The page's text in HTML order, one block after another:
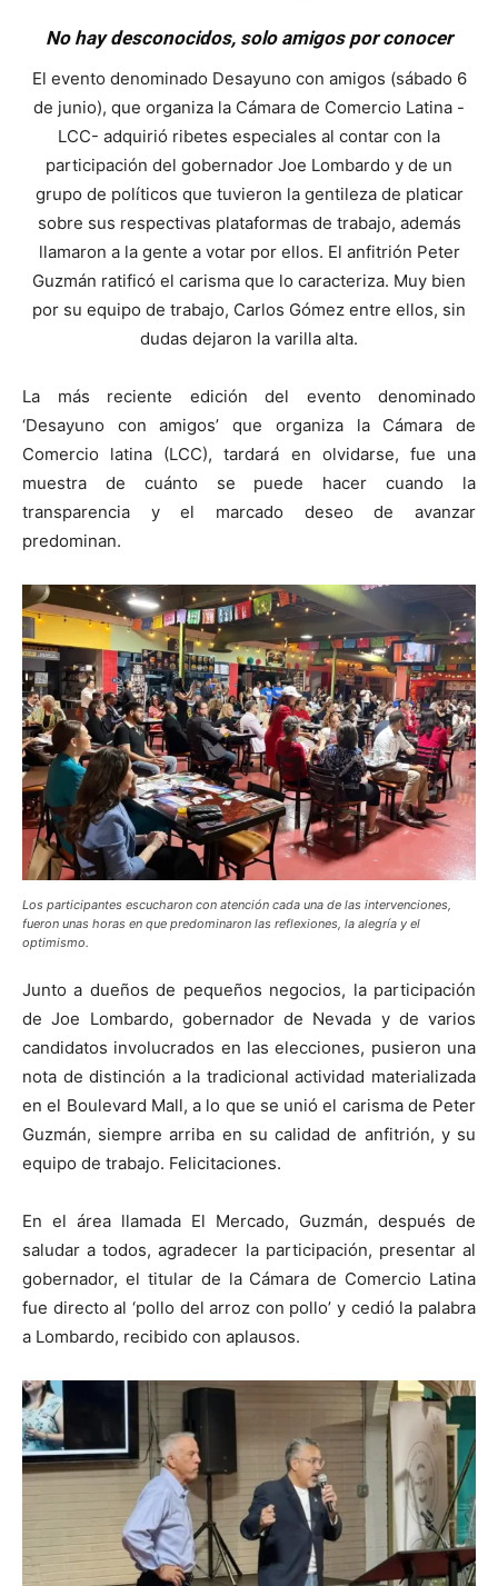
No hay desconocidos, solo amigos por conocer
El evento denominado Desayuno con amigos (sábado 6
de junio), que organiza la Cámara de Comercio Latina -
LCC- adquirió ribetes especiales al contar con la
participación del gobernador Joe Lombardo y de un
grupo de políticos que tuvieron la gentileza de platicar
sobre sus respectivas plataformas de trabajo, además
llamaron a la gente a votar por ellos. El anfitrión Peter
Guzmán ratificó el carisma que lo caracteriza. Muy bien
por su equipo de trabajo, Carlos Gómez entre ellos, sin
dudas dejaron la varilla alta.
La más reciente edición del evento denominado
‘Desayuno con amigos’ que organiza la Cámara de
Comercio latina (LCC), tardará en olvidarse, fue una
muestra de cuánto se puede hacer cuando la
transparencia y el marcado deseo de avanzar
predominan.
Los participantes escucharon con atención cada una de las intervenciones,
fueron unas horas en que predominaron las reflexiones, la alegría y el
optimismo.
Junto a dueños de pequeños negocios, la participación
de Joe Lombardo, gobernador de Nevada y de varios
candidatos involucrados en las elecciones, pusieron una
nota de distinción a la tradicional actividad materializada
en el Boulevard Mall, a lo que se unió el carisma de Peter
Guzmán, siempre arriba en su calidad de anfitrión, y su
equipo de trabajo. Felicitaciones.
En el área llamada El Mercado, Guzmán, después de
saludar a todos, agradecer la participación, presentar al
gobernador, el titular de la Cámara de Comercio Latina
fue directo al ‘pollo del arroz con pollo’ y cedió la palabra
a Lombardo, recibido con aplausos.